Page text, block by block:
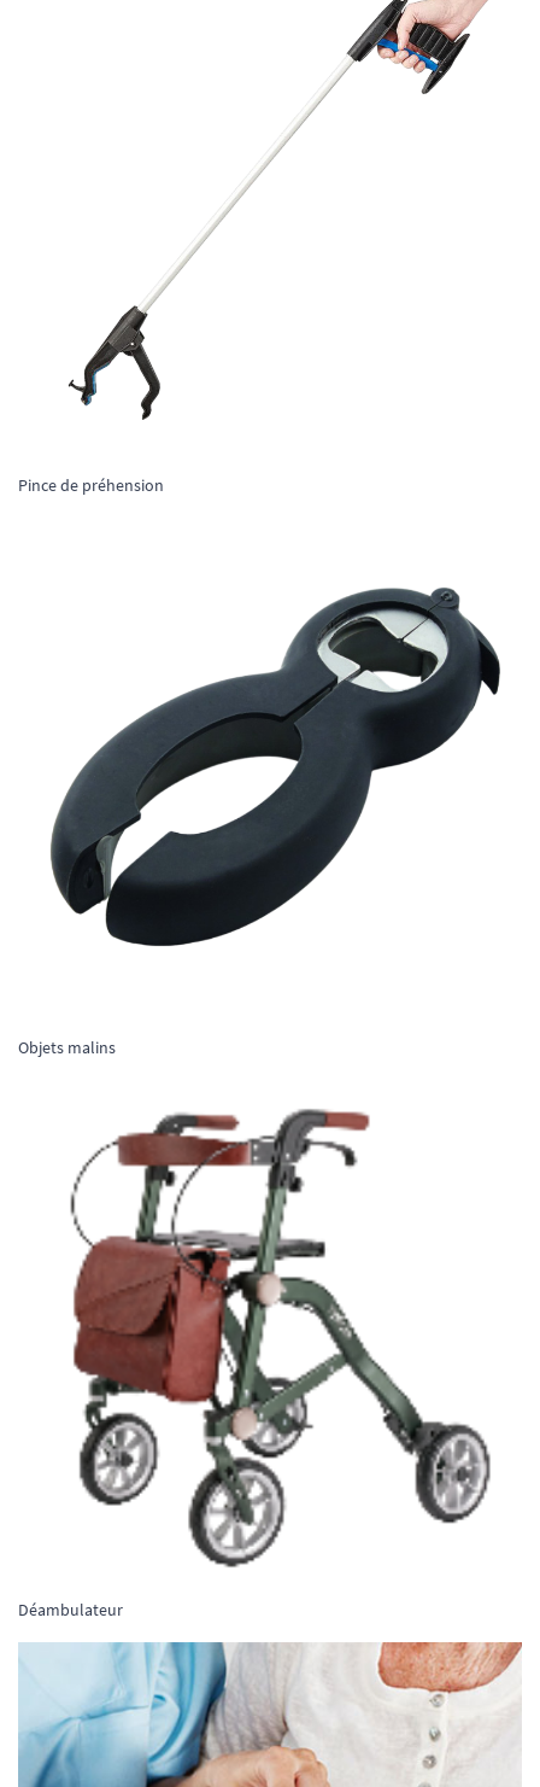
Pince de préhension
Objets malins
Déambulateur